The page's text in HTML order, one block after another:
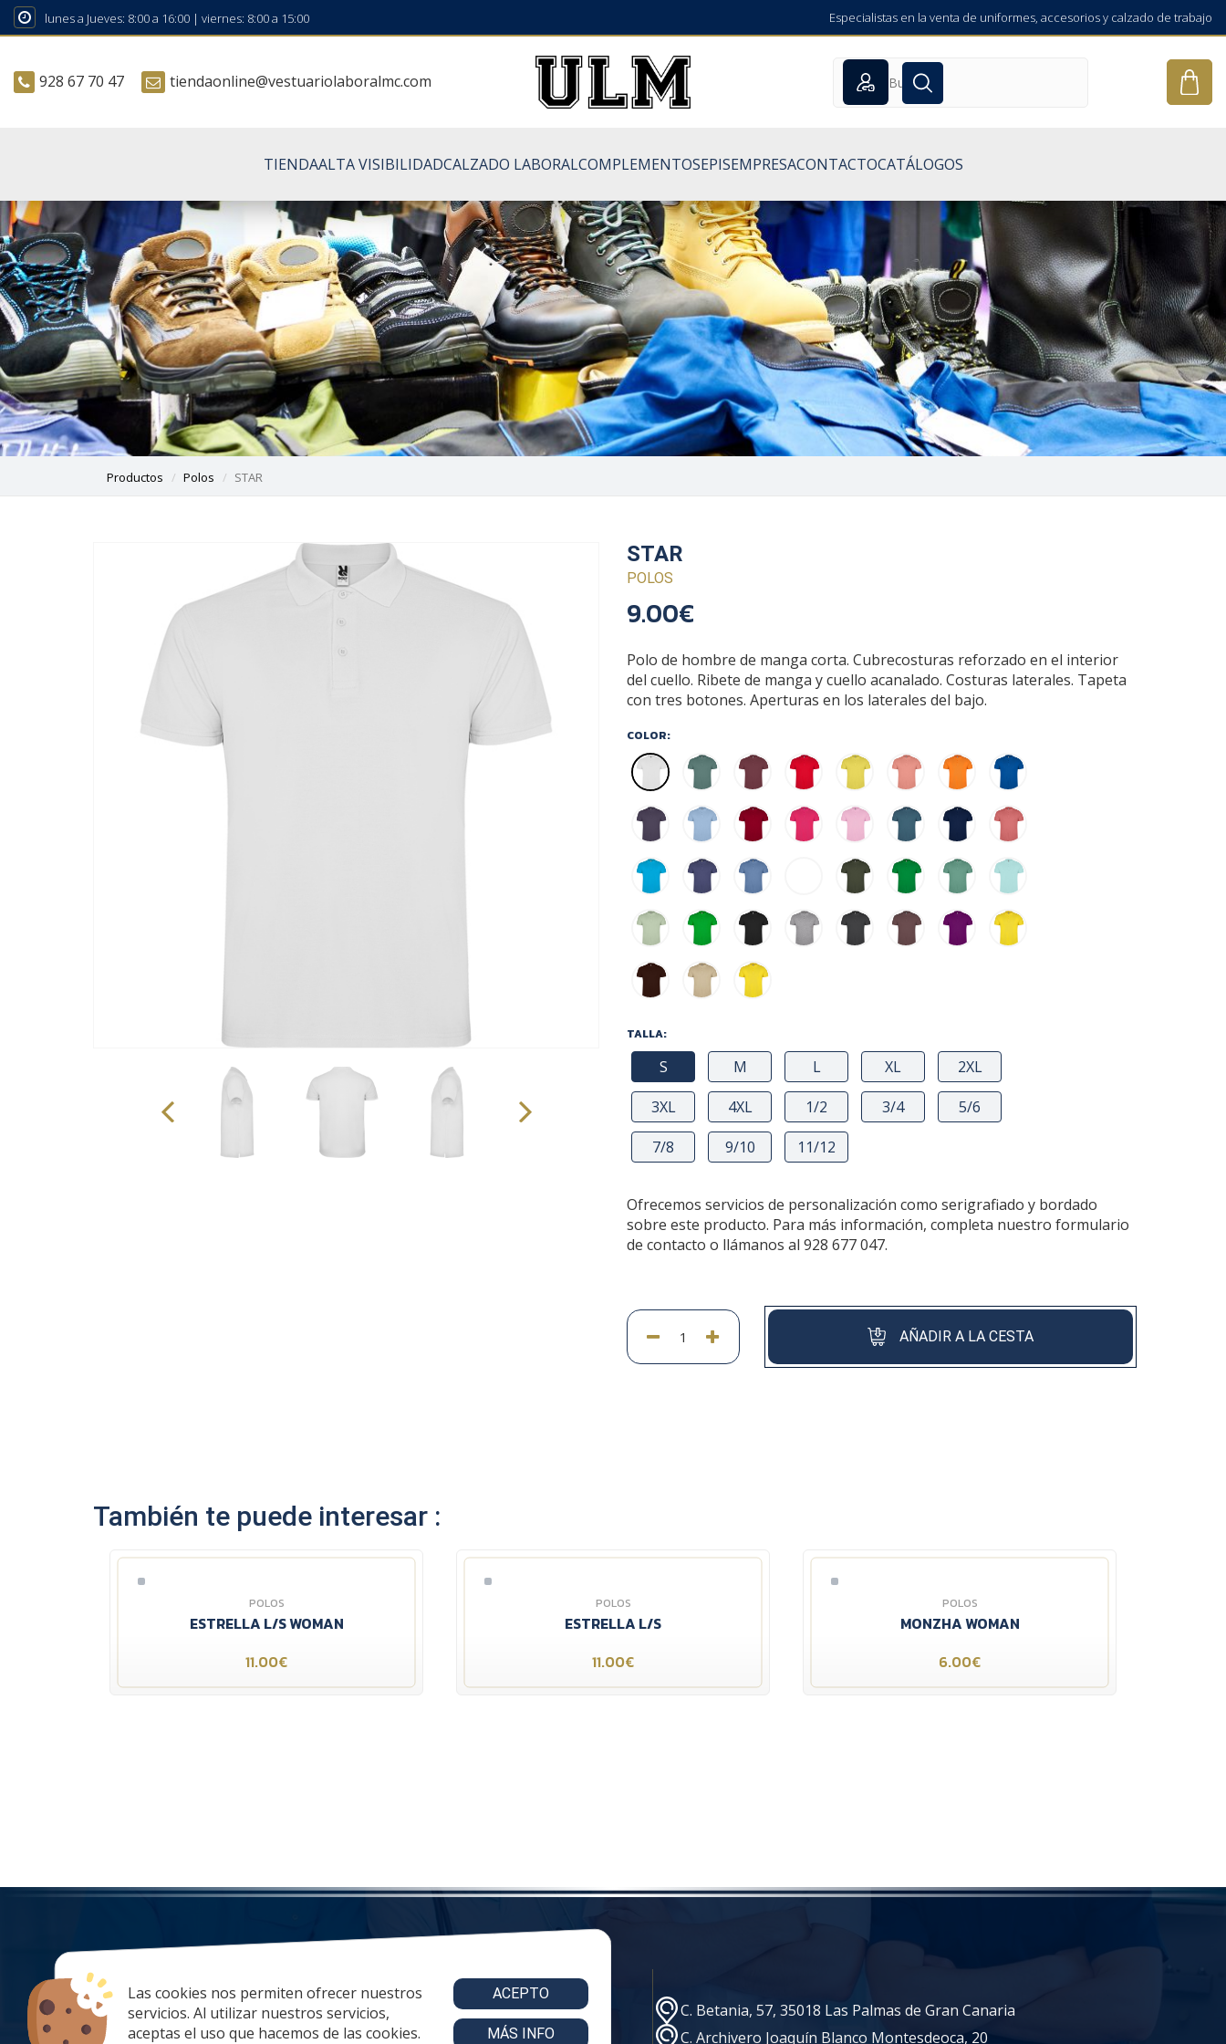
Las cookies nos permiten ofrecer nuestros
servicios. Al utilizar nuestros servicios,
aceptas el uso que hacemos de las cookies.
ACEPTO
MÁS INFO
lunes a Jueves: 8:00 a 16:00 | viernes: 8:00 a 15:00 Especialistas en la venta de uniformes, accesorios y calzado de trabajo
928 67 70 47 tiendaonline@vestuariolaboralmc.com
TIENDAALTA VISIBILIDADCALZADO LABORALCOMPLEMENTOSEPISEMPRESACONTACTOCATÁLOGOS
Productos Polos STAR
STAR
POLOS
9.00€
Polo de hombre de manga corta. Cubrecosturas reforzado en el interior
del cuello. Ribete de manga y cuello acanalado. Costuras laterales. Tapeta
con tres botones. Aperturas en los laterales del bajo.
COLOR:
TALLA:
S M L XL
2XL
3XL
4XL 1/2 3/4
5/6
7/8
9/10 11/12
Ofrecemos servicios de personalización como serigrafiado y bordado
sobre este producto. Para más información, completa nuestro formulario
de contacto o llámanos al 928 677 047.
AÑADIR A LA CESTA
También te puede interesar :
POLOS
ESTRELLA L/S WOMAN
11.00€
POLOS
ESTRELLA L/S
11.00€
POLOS
MONZHA WOMAN
6.00€
tiendaonline@vestuariolaboralmc.com
928 67 70 47
C. Betania, 57, 35018 Las Palmas de Gran Canaria
C. Archivero Joaquín Blanco Montesdeoca, 20